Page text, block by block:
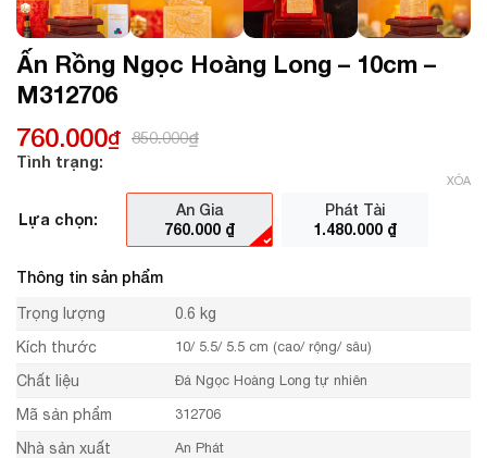
Ấn Rồng Ngọc Hoàng Long – 10cm –
M312706
850.000₫
760.000₫
Tình trạng:
Lựa chọn:
An Gia
760.000 ₫
Phát Tài
1.480.000 ₫
XÓA
Thông tin sản phẩm
Trọng lượng
0.6 kg
Kích thước
10/ 5.5/ 5.5 cm (cao/ rộng/ sâu)
Chất liệu Đá Ngọc Hoàng Long tự nhiên
Mã sản phẩm 312706
Nhà sản xuất An Phát